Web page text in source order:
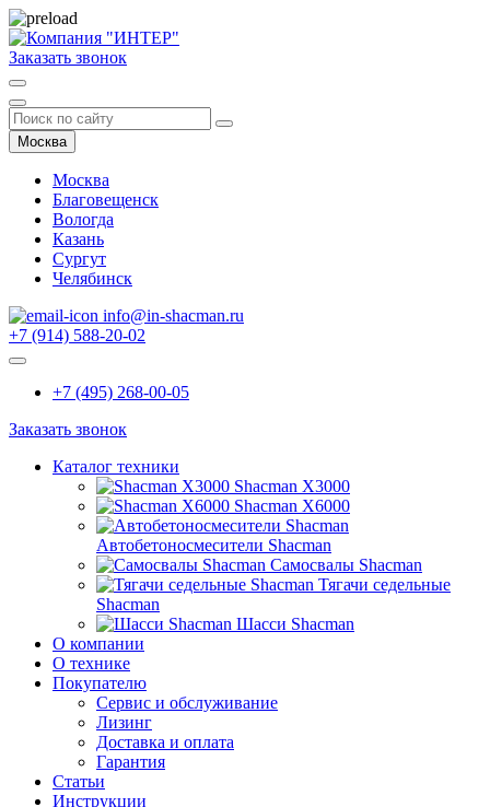
Заказать звонок
Москва
Москва
Благовещенск
Вологда
Казань
Сургут
Челябинск
info@in-shacman.ru
+7 (914) 588-20-02
+7 (495) 268-00-05
Заказать звонок
Каталог техники
Shacman X3000
Shacman X6000
Автобетоносмесители Shacman
Самосвалы Shacman
Тягачи седельные
Shacman
Шасси Shacman
О компании
О технике
Покупателю
Сервис и обслуживание
Лизинг
Доставка и оплата
Гарантия
Статьи
Инструкции